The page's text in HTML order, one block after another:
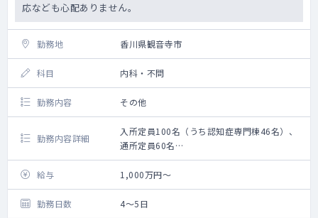
応なども心配ありません。
勤務地 香川県観音寺市
科目 内科・不問
勤務内容 その他
勤務内容詳細
入所定員100名（うち認知症専門棟46名）、
通所定員60名
老健施設の入所者・通所者の健康管理をお願
いします。
給与 1,000万円～
勤務日数 4～5日